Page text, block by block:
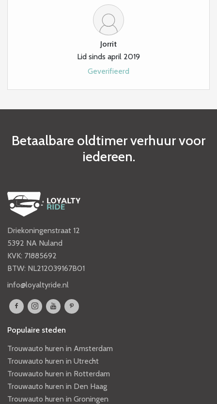
Jorrit
Lid sinds april 2019
Geverifieerd
Betaalbare oldtimer verhuur voor
iedereen.
Driekoningenstraat 12
5392 NA Nuland
KVK: 71885692
BTW: NL212039167B01
info@loyaltyride.nl
Populaire steden
Trouwauto huren in Amsterdam
Trouwauto huren in Utrecht
Trouwauto huren in Rotterdam
Trouwauto huren in Den Haag
Trouwauto huren in Groningen